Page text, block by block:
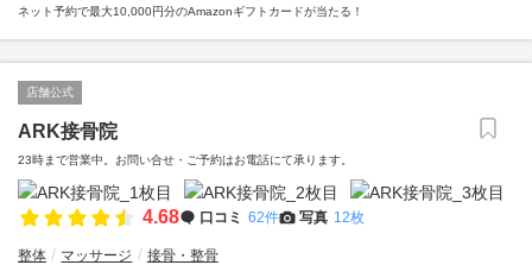
ネット予約で最大10,000円分のAmazonギフトカードが当たる！
店舗公式
ARK接骨院
23時まで営業中。お問い合せ・ご予約はお電話にて承ります。
4.68 口コミ 62件 写真 12枚
整体 マッサージ 接骨・整骨